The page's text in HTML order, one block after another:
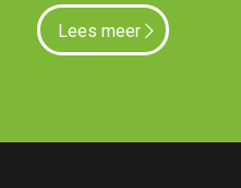
Lees meer